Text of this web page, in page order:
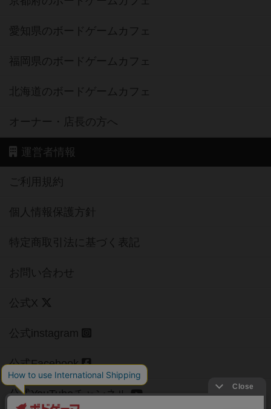
愛知県のボードゲームカフェ
福岡県のボードゲームカフェ
北海道のボードゲームカフェ
オーナー・店長の方へ
運営者情報
ご利用規約
個人情報保護方針
特定商取引法に基づく表記
お問い合わせ
公式X
公式instagram
公式Facebook
公式YouTubeチャンネル